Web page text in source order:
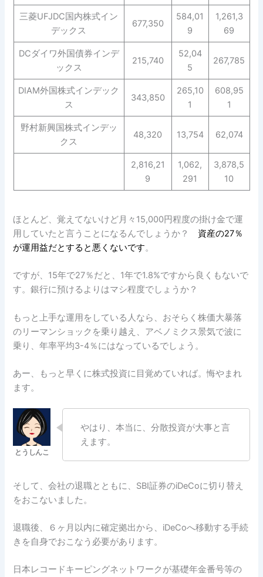
三菱UFJDC国内株式イン
デックス
677,350
584,01
9
1,261,3
69
DCダイワ外国債券インデ
ックス
215,740
52,04
5
267,785
DIAM外国株式インデック
ス
343,850
265,10
1
608,95
1
野村新興国株式インデッ
クス
48,320 13,754 62,074
2,816,21
9
1,062,
291
3,878,5
10
ほとんど、覚えてないけど月々15,000円程度の掛け金で運
用していたと言うことになるんでしょうか？ 資産の27％
が運用益だとすると悪くないです。
ですが、15年で27％だと、1年で1.8%ですから良くもないで
す。銀行に預けるよりはマシ程度でしょうか？
もっと上手な運用をしている人なら、おそらく株価大暴落
のリーマンショックを乗り越え、アベノミクス景気で波に
乗り、年率平均3-4％にはなっているでしょう。
あー、もっと早くに株式投資に目覚めていれば。悔やまれ
ます。
やはり、本当に、分散投資が大事と言
えます。
そして、会社の退職とともに、SBI証券のiDeCoに切り替え
をおこないました。
退職後、６ヶ月以内に確定拠出から、iDeCoへ移動する手続
きを自身でおこなう必要があります。
日本レコードキーピングネットワークが基礎年金番号等の